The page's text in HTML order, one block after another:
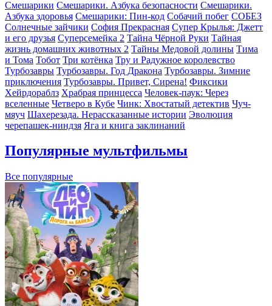
Смешарики Смешарики. Азбука безопасности Смешарики.
Азбука здоровья Смешарики: Пин-код Собачий побег СОБЕЗ
Солнечные зайчики София Прекрасная Супер Крылья: Джетт
и его друзья Суперсемейка 2 Тайна Чёрной Руки Тайная
жизнь домашних животных 2 Тайны Медовой долины Тима
и Тома Тобот Три котёнка Тру и Радужное королевство
Турбозавры Турбозавры. Год Дракона Турбозавры. Зимние
приключения Турбозавры. Привет, Сирена! Фиксики
Хейрдораблз Храбрая принцесса Человек-паук: Через
вселенные Четверо в Кубе Чинк: Хвостатый детектив Чуч-
мяуч Шахерезада. Нерассказанные истории Эволюция
черепашек-ниндзя Яга и книга заклинаний
Популярные мультфильмы
Все популярные